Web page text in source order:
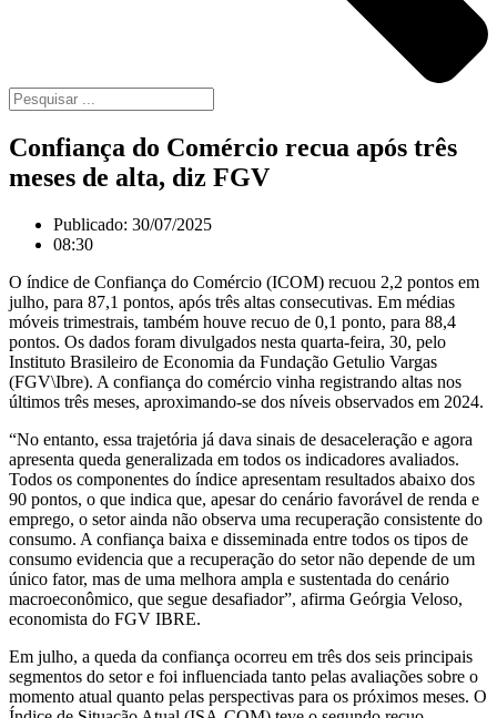
Confiança do Comércio recua após três
meses de alta, diz FGV
Publicado: 30/07/2025
08:30
O índice de Confiança do Comércio (ICOM) recuou 2,2 pontos em
julho, para 87,1 pontos, após três altas consecutivas. Em médias
móveis trimestrais, também houve recuo de 0,1 ponto, para 88,4
pontos. Os dados foram divulgados nesta quarta-feira, 30, pelo
Instituto Brasileiro de Economia da Fundação Getulio Vargas
(FGV\Ibre). A confiança do comércio vinha registrando altas nos
últimos três meses, aproximando-se dos níveis observados em 2024.
“No entanto, essa trajetória já dava sinais de desaceleração e agora
apresenta queda generalizada em todos os indicadores avaliados.
Todos os componentes do índice apresentam resultados abaixo dos
90 pontos, o que indica que, apesar do cenário favorável de renda e
emprego, o setor ainda não observa uma recuperação consistente do
consumo. A confiança baixa e disseminada entre todos os tipos de
consumo evidencia que a recuperação do setor não depende de um
único fator, mas de uma melhora ampla e sustentada do cenário
macroeconômico, que segue desafiador”, afirma Geórgia Veloso,
economista do FGV IBRE.
Em julho, a queda da confiança ocorreu em três dos seis principais
segmentos do setor e foi influenciada tanto pelas avaliações sobre o
momento atual quanto pelas perspectivas para os próximos meses. O